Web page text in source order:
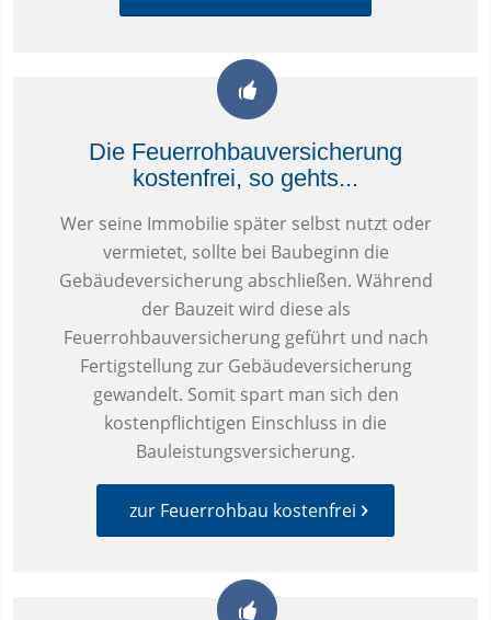
Die Feuerrohbauversicherung
kostenfrei, so gehts...
Wer seine Immobilie später selbst nutzt oder
vermietet, sollte bei Baubeginn die
Gebäudeversicherung abschließen. Während
der Bauzeit wird diese als
Feuerrohbauversicherung geführt und nach
Fertigstellung zur Gebäudeversicherung
gewandelt. Somit spart man sich den
kostenpflichtigen Einschluss in die
Bauleistungsversicherung.
zur Feuerrohbau kostenfrei